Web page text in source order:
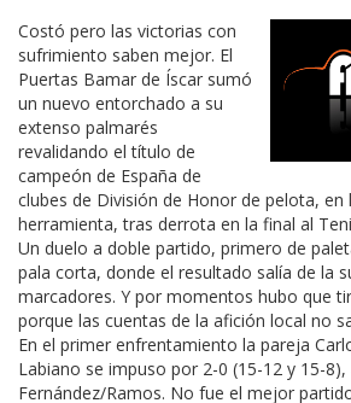
Costó pero las victorias con
sufrimiento saben mejor. El
Puertas Bamar de Íscar sumó
un nuevo entorchado a su
extenso palmarés
revalidando el título de
campeón de España de
clubes de División de Honor de pelota, en
herramienta, tras derrota en la final al
Un duelo a doble partido, primero de
pala corta, donde el resultado salía de la
marcadores. Y por momentos hubo que
porque las cuentas de la afición local no
En el primer enfrentamiento la pareja
Labiano se impuso por 2-0 (15-12 y 15-
Fernández/Ramos. No fue el mejor